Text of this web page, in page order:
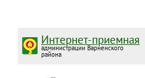
Интернет-приемная
администрации Варненского
района